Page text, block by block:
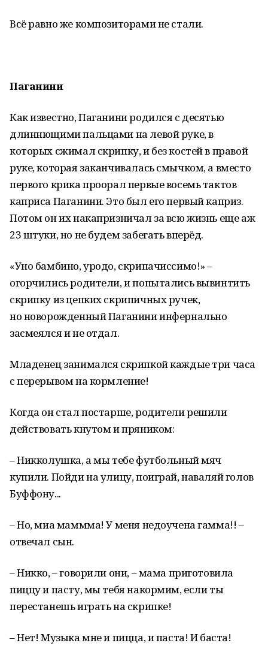
Всё равно же композиторами не стали.
Паганини
Как известно, Паганини родился с десятью
длиннющими пальцами на левой руке, в
которых сжимал скрипку, и без костей в правой
руке, которая заканчивалась смычком, а вместо
первого крика проорал первые восемь тактов
каприса Паганини. Это был его первый каприз.
Потом он их накапризничал за всю жизнь еще аж
23 штуки, но не будем забегать вперёд.
«Уно бамбино, уродо, скрипачиссимо!» –
огорчились родители, и попытались вывинтить
скрипку из цепких скрипичных ручек,
но новорожденный Паганини инфернально
засмеялся и не отдал.
Младенец занимался скрипкой каждые три часа
с перерывом на кормление!
Когда он стал постарше, родители решили
действовать кнутом и пряником:
– Никколушка, а мы тебе футбольный мяч
купили. Пойди на улицу, поиграй, наваляй голов
Буффону...
– Но, миа маммма! У меня недоучена гамма!! –
отвечал сын.
– Никко, – говорили они, – мама приготовила
пиццу и пасту, мы тебя накормим, если ты
перестанешь играть на скрипке!
– Нет! Музыка мне и пицца, и паста! И баста!